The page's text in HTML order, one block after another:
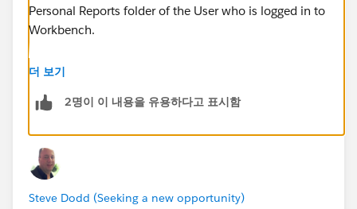
Personal Reports folder of the User who is logged in to
Workbench.
https://developer.salesforce.com/page/Workbenc
더 보기
2명이 이 내용을 유용하다고 표시함
Steve Dodd (Seeking a new opportunity)